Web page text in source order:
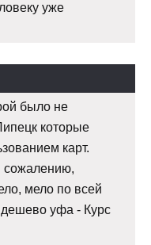
уже
было не
которые
карт.
сожалению,
мело по всей
уфа - Курс